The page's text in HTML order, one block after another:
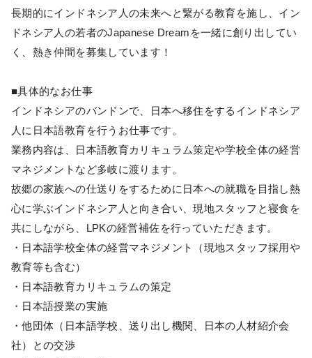
長期的にインドネシア人の未来へと繋がる教育を施し、イン
ドネシア人の若者のJapanese Dreamを一緒に創り出してい
く、熱き仲間を募集しています！
■具体的なお仕事
インドネシアのバンドンで、日本へ移住をするインドネシア
人に日本語教育を行うお仕事です。
業務内容は、日本語教育カリキュラム策定や学校全体の経営
マネジメントなど多岐に渡ります。
故郷の家族への仕送りをするために日本への就職を目指し熱
心に学ぶインドネシア人と向き合い、現地スタッフと寝食を
共にしながら、LPKの経営補佐を行っていただきます。
・日本語学校全体の経営マネジメント（現地スタッフ採用や
教育等も含む）
・日本語教育カリキュラムの策定
・日本語授業の実施
・他団体（日本語学校、送り出し機関、日本の人材紹介会
社）との交渉